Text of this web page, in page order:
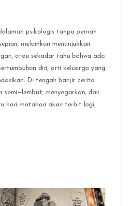
psikologis tanpa pernah
melainkan menunjukkan
atau sekadar tahu bahwa ada
diri, arti keluarga yang
Di tengah banjir cerita
semi—lembut, menyegarkan, dan
hari matahari akan terbit lagi,